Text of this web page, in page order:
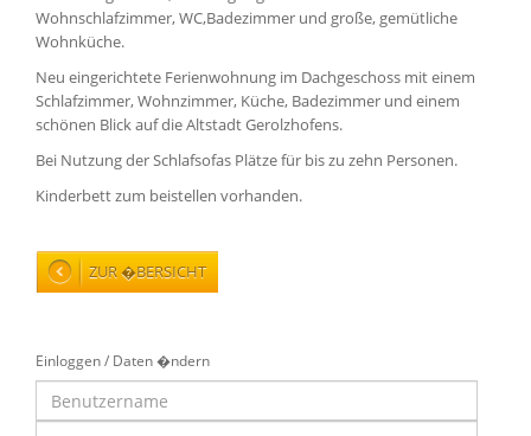
Wohnschlafzimmer, WC,Badezimmer und große, gemütliche
Wohnküche.
Neu eingerichtete Ferienwohnung im Dachgeschoss mit einem
Schlafzimmer, Wohnzimmer, Küche, Badezimmer und einem
schönen Blick auf die Altstadt Gerolzhofens.
Bei Nutzung der Schlafsofas Plätze für bis zu zehn Personen.
Kinderbett zum beistellen vorhanden.
ZUR �BERSICHT
Einloggen / Daten �ndern